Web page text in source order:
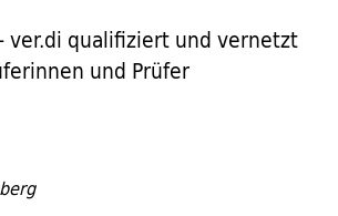
qualifiziert und vernetzt
und Prüfer